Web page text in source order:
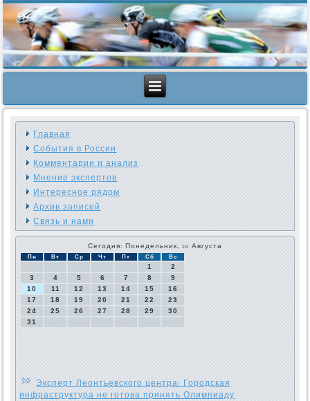
Главная
События в России
Комментарии и анализ
Мнение экспертов
Интересное рядом
Архив записей
Связь и нами
Сегодня: Понедельник, 10 Августа
Пн Вт Ср Чт Пт Сб Вс
1
2
3
4 5 6 7 8
9
10
11 12 13 14 15
16
17
18 19 20 21 22
23
24
25 26 27 28 29
30
31
Эксперт Леонтьевского центра: Городская
инфраструктура не готова принять Олимпиаду